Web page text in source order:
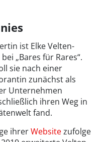
ist Elke Velten-
„Bares für Rares“.
sie nach einer
zunächst als
Unternehmen
ihren Weg in
fand.
ihrerWebsitezufolge